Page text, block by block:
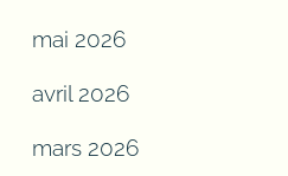
mai 2026
avril 2026
mars 2026